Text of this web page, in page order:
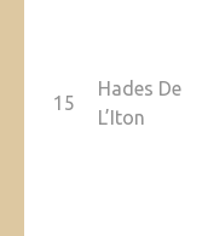
15
Hades De
L’Iton